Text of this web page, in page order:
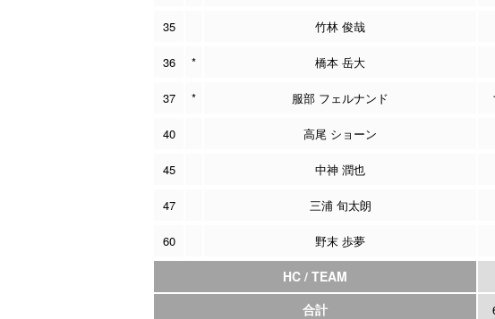
35 竹林 俊哉
36 * 橋本 岳大
37 * 服部 フェルナンド
40 高尾 ショーン
45 中神 潤也
47 三浦 旬太朗
60 野末 歩夢
HC / TEAM
合計